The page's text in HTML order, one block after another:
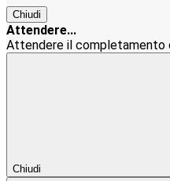
Chiudi
Attendere...
Attendere il completamento
Chiudi